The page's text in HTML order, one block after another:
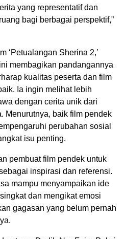
yang representatif dan
bagi berbagai perspektif,”
‘Petualangan Sherina 2,’
membagikan pandangannya
kualitas peserta dan film
Ia ingin melihat lebih
dengan cerita unik dari
Menurutnya, baik film pendek
perubahan sosial
isu penting.
pembuat film pendek untuk
inspirasi dan referensi.
mampu menyampaikan ide
dan mengikat emosi
gagasan yang belum pernah